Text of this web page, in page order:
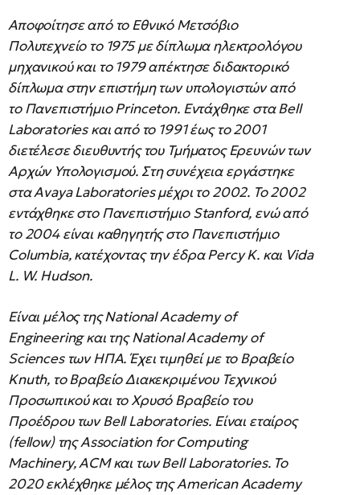
Αποφοίτησε από το Εθνικό Μετσόβιο
Πολυτεχνείο το 1975 με δίπλωμα ηλεκτρολόγου
μηχανικού και το 1979 απέκτησε διδακτορικό
δίπλωμα στην επιστήμη των υπολογιστών από
το Πανεπιστήμιο Princeton. Εντάχθηκε στα Bell
Laboratories και από το 1991 έως το 2001
διετέλεσε διευθυντής του Τμήματος Ερευνών των
Αρχών Υπολογισμού. Στη συνέχεια εργάστηκε
στα Avaya Laboratories μέχρι το 2002. Το 2002
εντάχθηκε στο Πανεπιστήμιο Stanford, ενώ από
το 2004 είναι καθηγητής στο Πανεπιστήμιο
Columbia, κατέχοντας την έδρα Percy K. και Vida
L. W. Hudson.
Είναι μέλος της National Academy of
Engineering και της National Academy of
Sciences των ΗΠΑ. Έχει τιμηθεί με το Βραβείο
Knuth, το Βραβείο Διακεκριμένου Τεχνικού
Προσωπικού και το Χρυσό Βραβείο του
Προέδρου των Bell Laboratories. Είναι εταίρος
(fellow) της Association for Computing
Machinery, ACM και των Bell Laboratories. Το
2020 εκλέχθηκε μέλος της American Academy